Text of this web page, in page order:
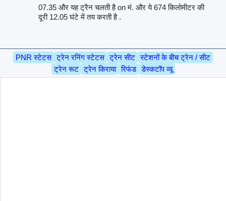
07.35 और यह ट्रैन चलती है on मं. और ये 674 किलोमीटर की
दूरी 12.05 घंटे में तय करती है .
PNR स्टेटस ट्रेन रनिंग स्टेटस ट्रेन सीट स्टेशनों के बीच ट्रेन / सीट
ट्रेन रूट ट्रेन किराया रिफंड डेस्कटॉप व्यू